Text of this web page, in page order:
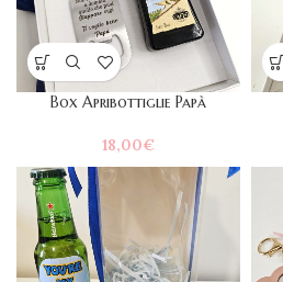
Box Apribottiglie Papà
18,00€